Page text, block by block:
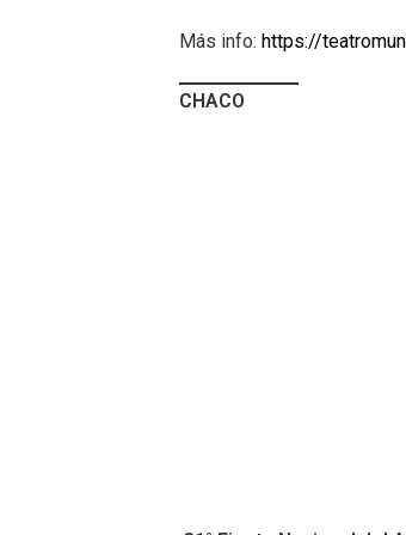
Más info: https://
CHACO